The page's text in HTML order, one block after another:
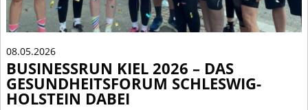
08.05.2026
BUSINESSRUN KIEL 2026 – DAS
GESUNDHEITSFORUM SCHLESWIG-
HOLSTEIN DABEI